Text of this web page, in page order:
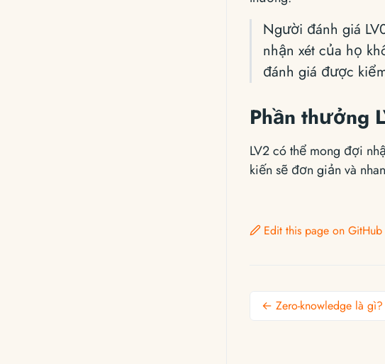
Người đánh giá
nhận xét của họ
đánh giá được
Phần thưởng
LV2 có thể mong đợi
kiến ​​sẽ đơn giản và
Edit this page on GitHub
← Zero-knowledge là gì?